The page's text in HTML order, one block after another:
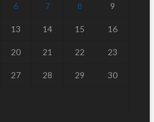
6 7 8 9
13 14 15 16
20 21 22 23
27 28 29 30